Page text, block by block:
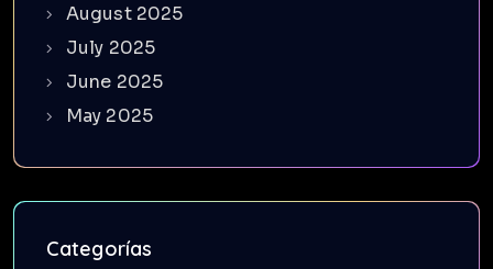
August 2025
July 2025
June 2025
May 2025
Categorías